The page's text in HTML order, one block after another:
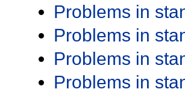
Problems in
Problems in
Problems in
Problems in